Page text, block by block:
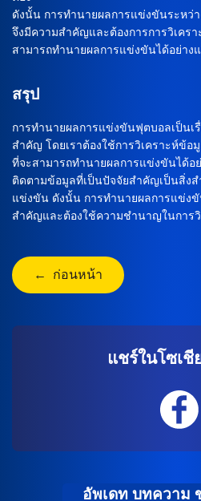
ดังนั้น การทำนายผลการแข่งขันระหว่
จึงมีความสำคัญและต้องการการวิเครา
สามารถทำนายผลการแข่งขันได้อย่าง
สรุป
การทำนายผลการแข่งขันฟุตบอลเป็นเ
สำคัญ โดยเราต้องใช้การวิเคราะห์ข้อ
ที่จะสามารถทำนายผลการแข่งขันได้อ
ติดตามข้อมูลที่เป็นปัจจัยสำคัญเป็นสิ่ง
แข่งขัน ดังนั้น การทำนายผลการแข่ง
สำคัญและต้องใช้ความชำนาญในการวิ
← ก่อนหน้า
แชร์ในโซเชี
อัพเดท บทความ